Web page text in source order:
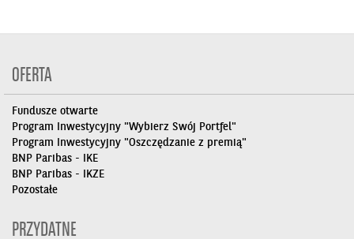
OFERTA
Fundusze otwarte
Program Inwestycyjny "Wybierz Swój Portfel"
Program Inwestycyjny "Oszczędzanie z premią"
BNP Paribas - IKE
BNP Paribas - IKZE
Pozostałe
PRZYDATNE